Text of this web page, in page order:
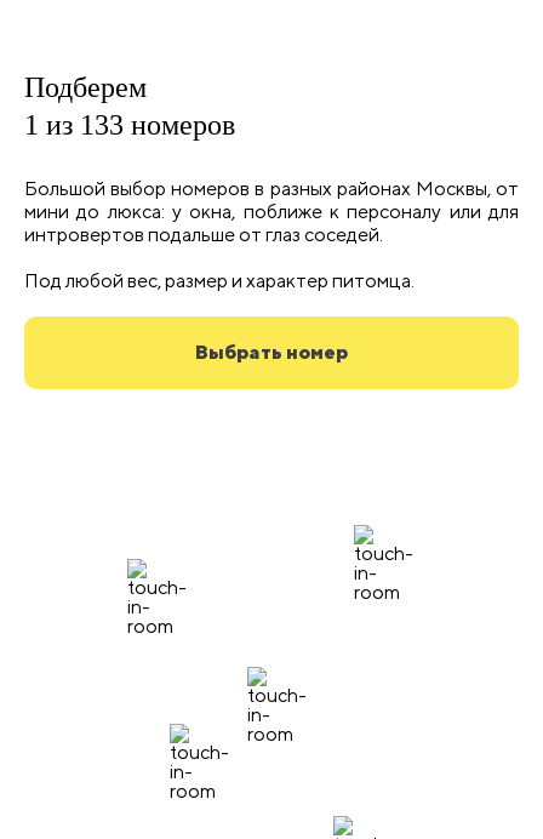
Подберем
1 из 133 номеров
Большой выбор номеров в разных районах Москвы, от
мини до люкса: у окна, поближе к персоналу или для
интровертов подальше от глаз соседей.
Под любой вес, размер и характер питомца.
Выбрать номер